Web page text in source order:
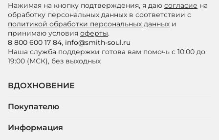
Нажимая на кнопку подтверждения, я даю согласие на
обработку персональных данных в соответствии с
политикой обработки персональных данных и
принимаю условия оферты.
8 800 600 17 84, info@smith-soul.ru
Наша служба поддержки готова вам помочь с 10:00 до
19:00 (МСК), без выходных
ВДОХНОВЕНИЕ
Покупателю
Информация